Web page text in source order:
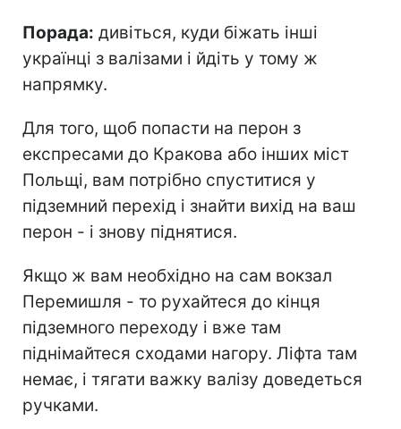
Порада: дивіться, куди біжать інші
українці з валізами і йдіть у тому ж
напрямку.
Для того, щоб попасти на перон з
експресами до Кракова або інших міст
Польщі, вам потрібно спуститися у
підземний перехід і знайти вихід на ваш
перон - і знову піднятися.
Якщо ж вам необхідно на сам вокзал
Перемишля - то рухайтеся до кінця
підземного переходу і вже там
піднімайтеся сходами нагору. Ліфта там
немає, і тягати важку валізу доведеться
ручками.